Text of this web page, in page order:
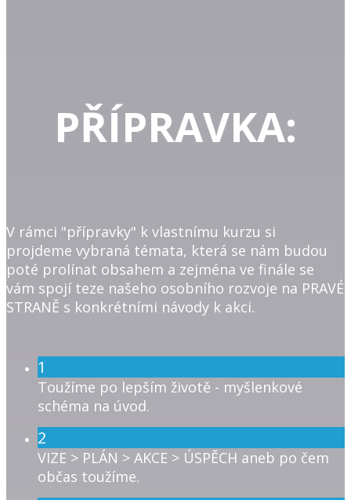
PŘÍPRAVKA:
V rámci "přípravky" k vlastnímu kurzu si
projdeme vybraná témata, která se nám budou
poté prolínat obsahem a zejména ve finále se
vám spojí teze našeho osobního rozvoje na PRAVÉ
STRANĚ s konkrétními návody k akci.
1
Toužíme po lepším životě - myšlenkové
schéma na úvod.
2
VIZE > PLÁN > AKCE > ÚSPĚCH aneb po čem
občas toužíme.